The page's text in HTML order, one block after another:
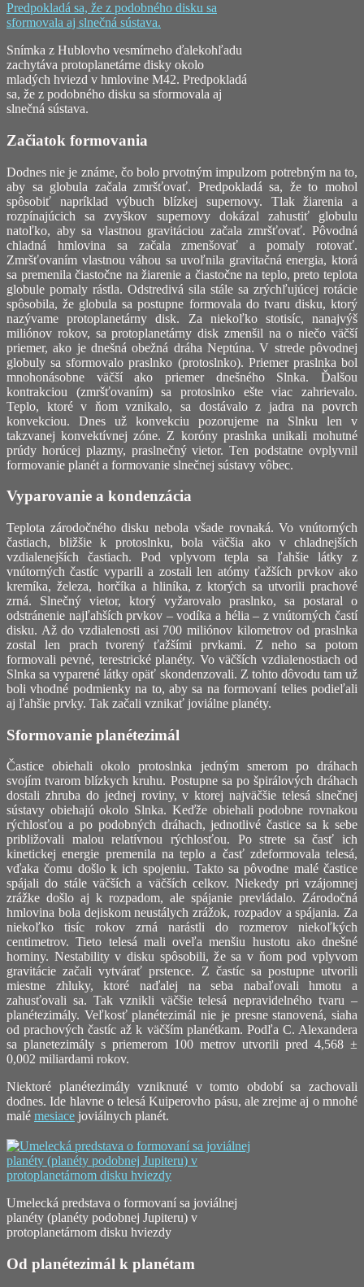
Snímka z Hublovho vesmírneho ďalekohľadu
zachytáva protoplanetárne disky okolo
mladých hviezd v hmlovine M42. Predpokladá
sa, že z podobného disku sa sformovala aj
slnečná sústava.
Začiatok formovania
Dodnes nie je známe, čo bolo prvotným impulzom potrebným na to,
aby sa globula začala zmršťovať. Predpokladá sa, že to mohol
spôsobiť napríklad výbuch blízkej supernovy. Tlak žiarenia a
rozpínajúcich sa zvyškov supernovy dokázal zahustiť globulu
natoľko, aby sa vlastnou gravitáciou začala zmršťovať. Pôvodná
chladná hmlovina sa začala zmenšovať a pomaly rotovať.
Zmršťovaním vlastnou váhou sa uvoľnila gravitačná energia, ktorá
sa premenila čiastočne na žiarenie a čiastočne na teplo, preto teplota
globule pomaly rástla. Odstredivá sila stále sa zrýchľujúcej rotácie
spôsobila, že globula sa postupne formovala do tvaru disku, ktorý
nazývame protoplanetárny disk. Za niekoľko stotisíc, nanajvýš
miliónov rokov, sa protoplanetárny disk zmenšil na o niečo väčší
priemer, ako je dnešná obežná dráha Neptúna. V strede pôvodnej
globuly sa sformovalo praslnko (protoslnko). Priemer praslnka bol
mnohonásobne väčší ako priemer dnešného Slnka. Ďalšou
kontrakciou (zmršťovaním) sa protoslnko ešte viac zahrievalo.
Teplo, ktoré v ňom vznikalo, sa dostávalo z jadra na povrch
konvekciou. Dnes už konvekciu pozorujeme na Slnku len v
takzvanej konvektívnej zóne. Z koróny praslnka unikali mohutné
prúdy horúcej plazmy, praslnečný vietor. Ten podstatne ovplyvnil
formovanie planét a formovanie slnečnej sústavy vôbec.
Vyparovanie a kondenzácia
Teplota zárodočného disku nebola všade rovnaká. Vo vnútorných
častiach, bližšie k protoslnku, bola väčšia ako v chladnejších
vzdialenejších častiach. Pod vplyvom tepla sa ľahšie látky z
vnútorných častíc vyparili a zostali len atómy ťažších prvkov ako
kremíka, železa, horčíka a hliníka, z ktorých sa utvorili prachové
zrná. Slnečný vietor, ktorý vyžarovalo praslnko, sa postaral o
odstránenie najľahších prvkov – vodíka a hélia – z vnútorných častí
disku. Až do vzdialenosti asi 700 miliónov kilometrov od praslnka
zostal len prach tvorený ťažšími prvkami. Z neho sa potom
formovali pevné, terestrické planéty. Vo väčších vzdialenostiach od
Slnka sa vyparené látky opäť skondenzovali. Z tohto dôvodu tam už
boli vhodné podmienky na to, aby sa na formovaní telies podieľali
aj ľahšie prvky. Tak začali vznikať joviálne planéty.
Sformovanie planétezimál
Častice obiehali okolo protoslnka jedným smerom po dráhach
svojím tvarom blízkych kruhu. Postupne sa po špirálových dráhach
dostali zhruba do jednej roviny, v ktorej najväčšie telesá slnečnej
sústavy obiehajú okolo Slnka. Keďže obiehali podobne rovnakou
rýchlosťou a po podobných dráhach, jednotlivé častice sa k sebe
približovali malou relatívnou rýchlosťou. Po strete sa časť ich
kinetickej energie premenila na teplo a časť zdeformovala telesá,
vďaka čomu došlo k ich spojeniu. Takto sa pôvodne malé častice
spájali do stále väčších a väčších celkov. Niekedy pri vzájomnej
zrážke došlo aj k rozpadom, ale spájanie prevládalo. Zárodočná
hmlovina bola dejiskom neustálych zrážok, rozpadov a spájania. Za
niekoľko tisíc rokov zrná narástli do rozmerov niekoľkých
centimetrov. Tieto telesá mali oveľa menšiu hustotu ako dnešné
horniny. Nestability v disku spôsobili, že sa v ňom pod vplyvom
gravitácie začali vytvárať prstence. Z častíc sa postupne utvorili
miestne zhluky, ktoré naďalej na seba nabaľovali hmotu a
zahusťovali sa. Tak vznikli väčšie telesá nepravidelného tvaru –
planétezimály. Veľkosť planétezimál nie je presne stanovená, siaha
od prachových častíc až k väčším planétkam. Podľa C. Alexandera
sa planetezimály s priemerom 100 metrov utvorili pred 4,568 ±
0,002 miliardami rokov.
Niektoré planétezimály vzniknuté v tomto období sa zachovali
dodnes. Ide hlavne o telesá Kuiperovho pásu, ale zrejme aj o mnohé
malé mesiace joviálnych planét.
Umelecká predstava o formovaní sa joviálnej
planéty (planéty podobnej Jupiteru) v
protoplanetárnom disku hviezdy
Od planétezimál k planétam